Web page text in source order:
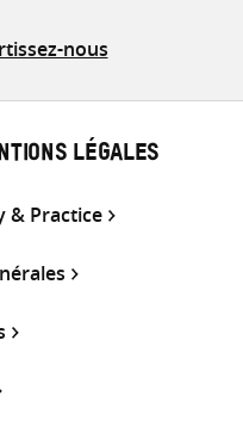
nous
LÉGALES
& Practice